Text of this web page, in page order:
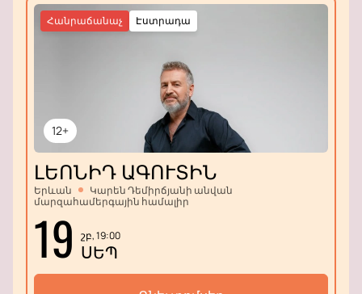
12+
Էստրադա
Հանրաճանաչ
ԼԵՈՆԻԴ ԱԳՈՒՏԻՆ
Երևան
Կարեն Դեմիրճյանի անվան
մարզահամերգային համալիր
19 շբ, 19:00
ՍԵՊ